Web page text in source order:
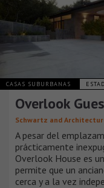
CASAS SUBURBANAS
Overlook
Schwartz and
A pesar del
prácticamente
Overlook House es
permite que un
cerca y a la vez